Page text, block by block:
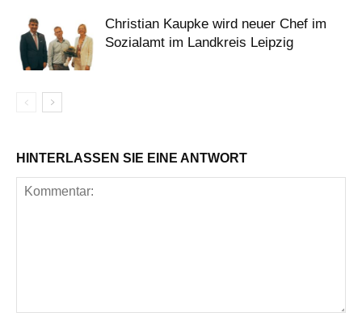
Christian Kaupke wird neuer Chef im
Sozialamt im Landkreis Leipzig
HINTERLASSEN SIE EINE ANTWORT